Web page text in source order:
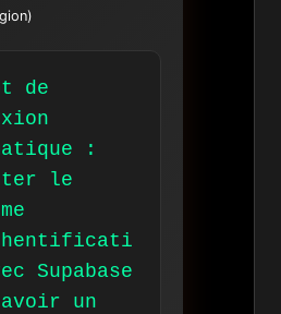
de
:
le
Supabase
un